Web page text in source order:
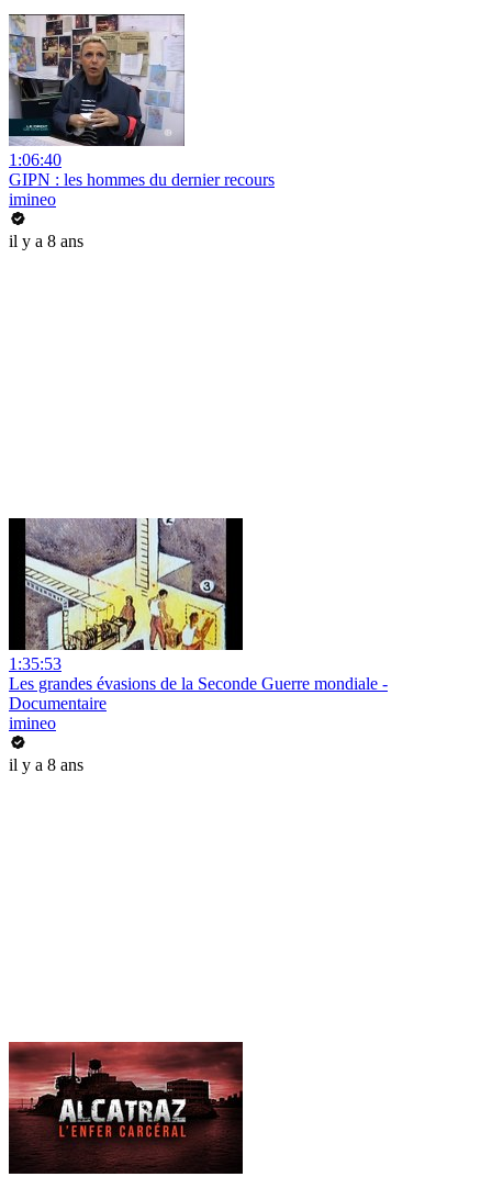
1:06:40
GIPN : les hommes du dernier recours
imineo
il y a 8 ans
1:35:53
Les grandes évasions de la Seconde Guerre mondiale -
Documentaire
imineo
il y a 8 ans